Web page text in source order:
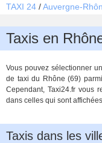
TAXI 24 /Auvergne-
Taxis en
Vous pouvez sélectionner
de taxi du Rhône (69)
Cependant, Taxi24.fr vous
dans celles qui sont
Taxis dans les